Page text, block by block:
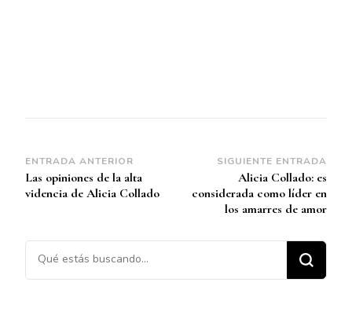
Navegación
de
ENTRADA ANTERIOR
Las opiniones de la alta
videncia de Alicia Collado
SIGUIENTE ENTRADA
Alicia Collado: es
considerada como líder en
los amarres de amor
¿Buscas algo?